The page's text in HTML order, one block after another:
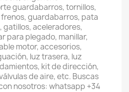
guardabarros, tornillos,
guardabarros, pata
gatillos, aceleradores,
para plegado, manillar,
motor, accesorios,
luz trasera, luz
kit de dirección,
de aire, etc. Buscas
nosotros: whatsapp +34